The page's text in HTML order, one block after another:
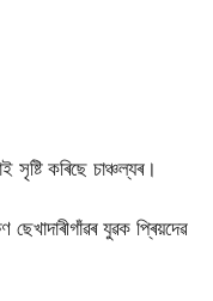
সৃষ্টি কৰিছে চাঞ্চল্যৰ।
যুৱক প্ৰিয়দেৱ